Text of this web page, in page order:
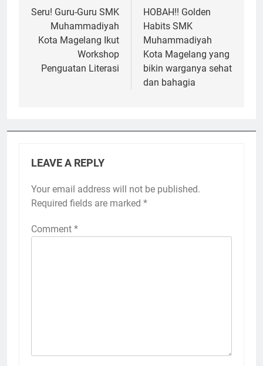
navigation
Seru! Guru-Guru SMK
Muhammadiyah
Kota Magelang Ikut
Workshop
Penguatan Literasi
HOBAH!! Golden
Habits SMK
Muhammadiyah
Kota Magelang yang
bikin warganya sehat
dan bahagia
LEAVE A REPLY
Your email address will not be published.
Required fields are marked *
Comment *